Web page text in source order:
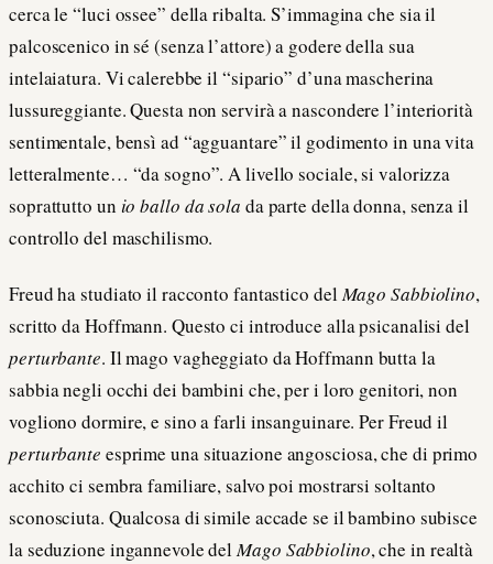
cerca le “luci ossee” della ribalta. S’immagina che sia il
palcoscenico in sé (senza l’attore) a godere della sua
intelaiatura. Vi calerebbe il “sipario” d’una mascherina
lussureggiante. Questa non servirà a nascondere l’interiorità
sentimentale, bensì ad “agguantare” il godimento in una vita
letteralmente… “da sogno”. A livello sociale, si valorizza
soprattutto un io ballo da sola da parte della donna, senza il
controllo del maschilismo.
Freud ha studiato il racconto fantastico delMago Sabbiolino,
scritto da Hoffmann. Questo ci introduce alla psicanalisi del
perturbante. Il mago vagheggiato da Hoffmann butta la
sabbia negli occhi dei bambini che, per i loro genitori, non
vogliono dormire, e sino a farli insanguinare. Per Freud il
perturbante esprime una situazione angosciosa, che di primo
acchito ci sembra familiare, salvo poi mostrarsi soltanto
sconosciuta. Qualcosa di simile accade se il bambino subisce
la seduzione ingannevole delMago Sabbiolino, che in realtà